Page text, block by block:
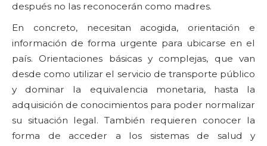
después no las reconocerán como madres.
En concreto, necesitan acogida, orientación e
información de forma urgente para ubicarse en el
país. Orientaciones básicas y complejas, que van
desde como utilizar el servicio de transporte público
y dominar la equivalencia monetaria, hasta la
adquisición de conocimientos para poder normalizar
su situación legal. También requieren conocer la
forma de acceder a los sistemas de salud y